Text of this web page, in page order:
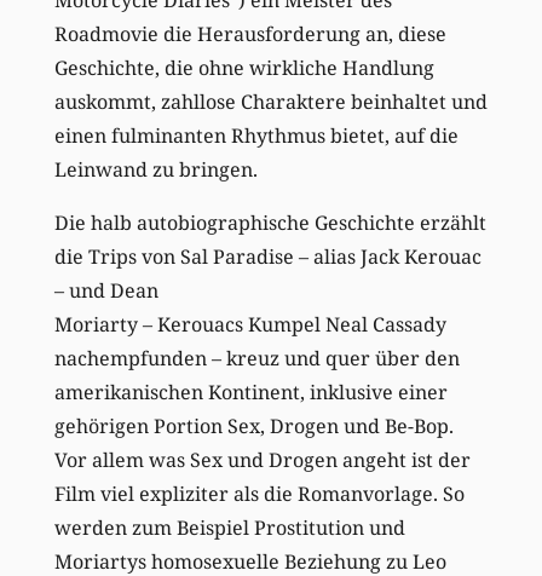
Roadmovie die Herausforderung an, diese
Geschichte, die ohne wirkliche Handlung
auskommt, zahllose Charaktere beinhaltet und
einen fulminanten Rhythmus bietet, auf die
Leinwand zu bringen.
Die halb autobiographische Geschichte erzählt
die Trips von Sal Paradise – alias Jack Kerouac
– und Dean
Moriarty – Kerouacs Kumpel Neal Cassady
nachempfunden – kreuz und quer über den
amerikanischen Kontinent, inklusive einer
gehörigen Portion Sex, Drogen und Be-Bop.
Vor allem was Sex und Drogen angeht ist der
Film viel expliziter als die Romanvorlage. So
werden zum Beispiel Prostitution und
Moriartys homosexuelle Beziehung zu Leo